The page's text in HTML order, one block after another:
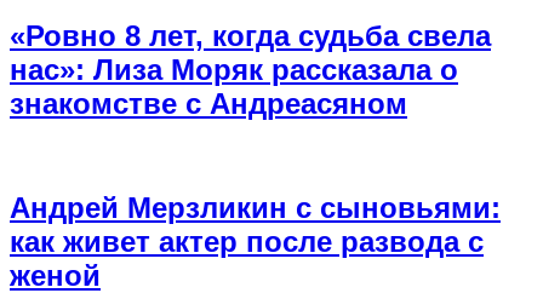
«Ровно 8 лет, когда судьба свела
нас»: Лиза Моряк рассказала о
знакомстве с Андреасяном
Андрей Мерзликин с сыновьями:
как живет актер после развода с
женой